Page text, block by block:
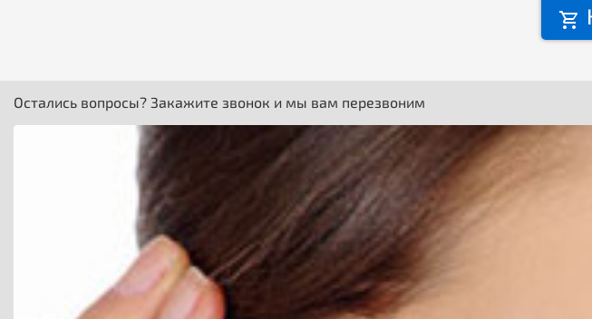
Остались вопросы? Закажите звонок и мы вам перезвоним